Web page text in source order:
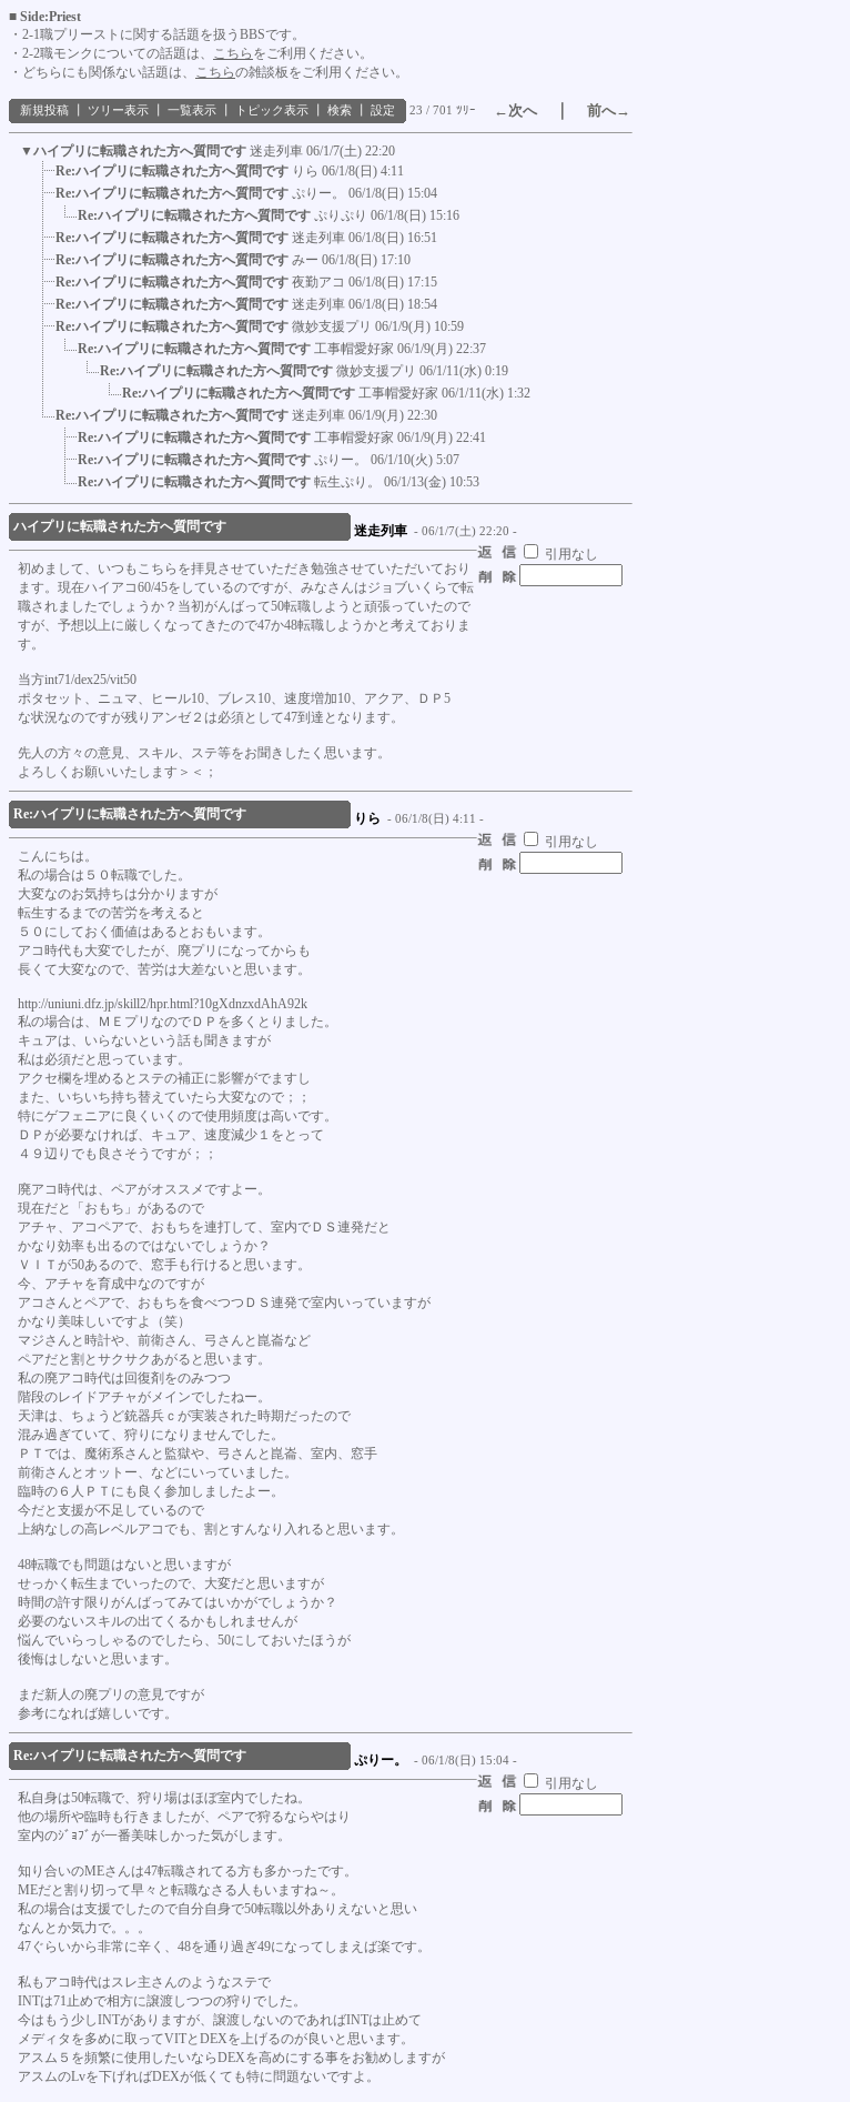
■ Side:Priest
・2-1職プリーストに関する話題を扱うBBSです。
・2-2職モンクについての話題は、 こちら をご利用ください。
・どちらにも関係ない話題は、 こちらの雑談板をご利用ください。
新規投稿 ツリー表示 一覧表示 トピック表示 検索 設定 23 / 701 ﾂﾘｰ ←次へ｜ 前へ→
▼ハイプリに転職された方へ質問です 迷走列車 06/1/7(土) 22:20
Re:ハイプリに転職された方へ質問です りら 06/1/8(日) 4:11
Re:ハイプリに転職された方へ質問です ぷりー。 06/1/8(日) 15:04
Re:ハイプリに転職された方へ質問です ぷりぷり 06/1/8(日) 15:16
Re:ハイプリに転職された方へ質問です 迷走列車 06/1/8(日) 16:51
Re:ハイプリに転職された方へ質問です みー 06/1/8(日) 17:10
Re:ハイプリに転職された方へ質問です 夜勤アコ 06/1/8(日) 17:15
Re:ハイプリに転職された方へ質問です 迷走列車 06/1/8(日) 18:54
Re:ハイプリに転職された方へ質問です 微妙支援プリ 06/1/9(月) 10:59
Re:ハイプリに転職された方へ質問です 工事帽愛好家 06/1/9(月) 22:37
Re:ハイプリに転職された方へ質問です 微妙支援プリ 06/1/11(水) 0:19
Re:ハイプリに転職された方へ質問です 工事帽愛好家 06/1/11(水) 1:32
Re:ハイプリに転職された方へ質問です 迷走列車 06/1/9(月) 22:30
Re:ハイプリに転職された方へ質問です 工事帽愛好家 06/1/9(月) 22:41
Re:ハイプリに転職された方へ質問です ぷりー。 06/1/10(火) 5:07
Re:ハイプリに転職された方へ質問です 転生ぷり。 06/1/13(金) 10:53
ハイプリに転職された方へ質問です 迷走列車 - 06/1/7(土) 22:20 -
引用なし
初めまして、いつもこちらを拝見させていただき勉強させていただいており
ます。現在ハイアコ60/45をしているのですが、みなさんはジョブいくらで転
職されましたでしょうか？当初がんばって50転職しようと頑張っていたので
すが、予想以上に厳しくなってきたので47か48転職しようかと考えておりま
す。
当方int71/dex25/vit50
ポタセット、ニュマ、ヒール10、ブレス10、速度増加10、アクア、ＤＰ5
な状況なのですが残りアンゼ２は必須として47到達となります。
先人の方々の意見、スキル、ステ等をお聞きしたく思います。
よろしくお願いいたします＞＜；
Re:ハイプリに転職された方へ質問です りら - 06/1/8(日) 4:11 -
引用なし
こんにちは。
私の場合は５０転職でした。
大変なのお気持ちは分かりますが
転生するまでの苦労を考えると
５０にしておく価値はあるとおもいます。
アコ時代も大変でしたが、廃プリになってからも
長くて大変なので、苦労は大差ないと思います。
http://uniuni.dfz.jp/skill2/hpr.html?10gXdnzxdAhA92k
私の場合は、ＭＥプリなのでＤＰを多くとりました。
キュアは、いらないという話も聞きますが
私は必須だと思っています。
アクセ欄を埋めるとステの補正に影響がでますし
また、いちいち持ち替えていたら大変なので；；
特にゲフェニアに良くいくので使用頻度は高いです。
ＤＰが必要なければ、キュア、速度減少１をとって
４９辺りでも良さそうですが；；
廃アコ時代は、ペアがオススメですよー。
現在だと「おもち」があるので
アチャ、アコペアで、おもちを連打して、室内でＤＳ連発だと
かなり効率も出るのではないでしょうか？
ＶＩＴが50あるので、窓手も行けると思います。
今、アチャを育成中なのですが
アコさんとペアで、おもちを食べつつＤＳ連発で室内いっていますが
かなり美味しいですよ（笑）
マジさんと時計や、前衛さん、弓さんと崑崙など
ペアだと割とサクサクあがると思います。
私の廃アコ時代は回復剤をのみつつ
階段のレイドアチャがメインでしたねー。
天津は、ちょうど銃器兵ｃが実装された時期だったので
混み過ぎていて、狩りになりませんでした。
ＰＴでは、魔術系さんと監獄や、弓さんと崑崙、室内、窓手
前衛さんとオットー、などにいっていました。
臨時の６人ＰＴにも良く参加しましたよー。
今だと支援が不足しているので
上納なしの高レベルアコでも、割とすんなり入れると思います。
48転職でも問題はないと思いますが
せっかく転生までいったので、大変だと思いますが
時間の許す限りがんばってみてはいかがでしょうか？
必要のないスキルの出てくるかもしれませんが
悩んでいらっしゃるのでしたら、50にしておいたほうが
後悔はしないと思います。
まだ新人の廃プリの意見ですが
参考になれば嬉しいです。
Re:ハイプリに転職された方へ質問です ぷりー。 - 06/1/8(日) 15:04 -
引用なし
私自身は50転職で、狩り場はほぼ室内でしたね。
他の場所や臨時も行きましたが、ペアで狩るならやはり
室内のｼﾞｮﾌﾞが一番美味しかった気がします。
知り合いのMEさんは47転職されてる方も多かったです。
MEだと割り切って早々と転職なさる人もいますね～。
私の場合は支援でしたので自分自身で50転職以外ありえないと思い
なんとか気力で。。。
47ぐらいから非常に辛く、48を通り過ぎ49になってしまえば楽です。
私もアコ時代はスレ主さんのようなステで
INTは71止めで相方に譲渡しつつの狩りでした。
今はもう少しINTがありますが、譲渡しないのであればINTは止めて
メディタを多めに取ってVITとDEXを上げるのが良いと思います。
アスム５を頻繁に使用したいならDEXを高めにする事をお勧めしますが
アスムのLvを下げればDEXが低くても特に問題ないですよ。